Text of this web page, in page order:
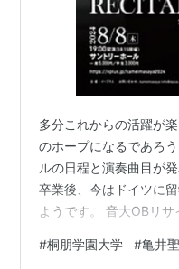
多分これからの活躍が
のホープになるであろ
ルの日程と演奏曲目が
卒業後、今はドイツに
ようです。 音大OBリ
共に変化する演奏を聞
#桐朋学園大学 #亀井